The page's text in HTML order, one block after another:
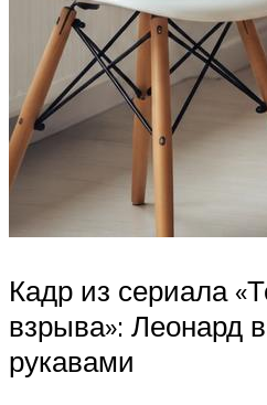
Кадр из сериала
взрыва»: Леонард
рукавами